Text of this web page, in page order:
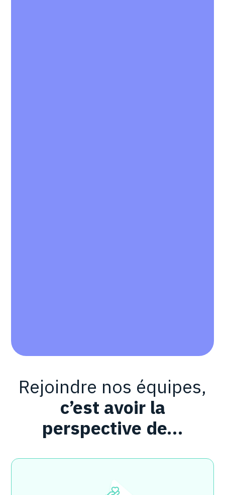
Rejoindre nos équipes,
c’est avoir la
perspective de…